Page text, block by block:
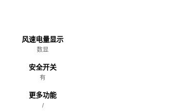
风速电量显示
数显
安全开关
有
更多功能
/